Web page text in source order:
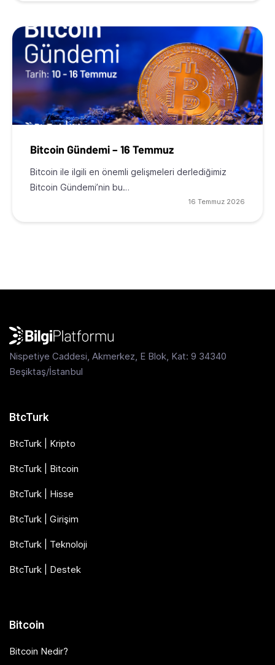
Bitcoin Gündemi – 16 Temmuz
Bitcoin ile ilgili en önemli gelişmeleri derlediğimiz
Bitcoin Gündemi’nin bu…
16 Temmuz 2026
Nispetiye Caddesi, Akmerkez, E Blok, Kat: 9 34340
Beşiktaş/İstanbul
BtcTurk
BtcTurk | Kripto
BtcTurk | Bitcoin
BtcTurk | Hisse
BtcTurk | Girişim
BtcTurk | Teknoloji
BtcTurk | Destek
Bitcoin
Bitcoin Nedir?